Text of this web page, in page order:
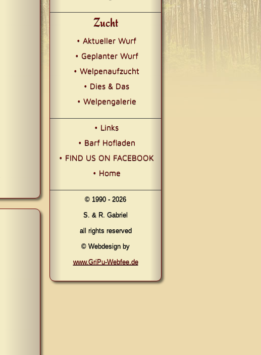
Zucht
• Aktueller Wurf
• Geplanter Wurf
• Welpenaufzucht
• Dies & Das
• Welpengalerie
• Links
• Barf Hofladen
• FIND US ON FACEBOOK
• Home
© 1990 - 2026
S. & R. Gabriel
all rights reserved
© Webdesign by
www.GriPu-Webfee.de